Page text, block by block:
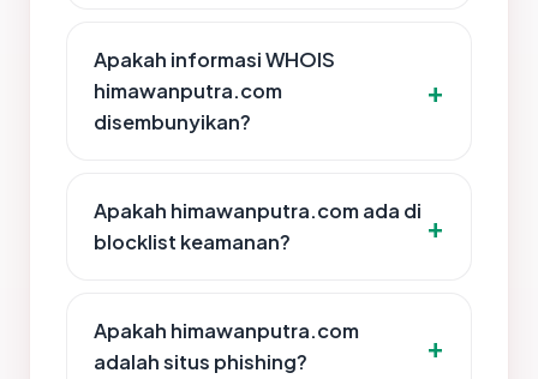
Apakah informasi WHOIS
himawanputra.com
disembunyikan?
Apakah himawanputra.com ada di
blocklist keamanan?
Apakah himawanputra.com
adalah situs phishing?